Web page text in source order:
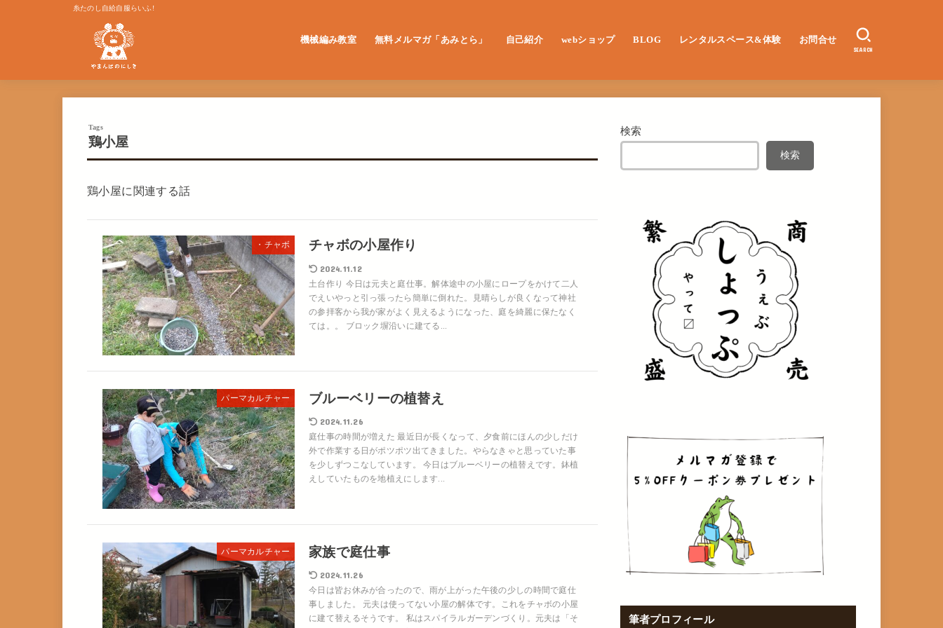
糸たのし自給自服らいふ!
機械編み教室 無料メルマガ「あみとら」 自己紹介 webショップ BLOG レンタルスペース&体験 お問合せ
SEARCH
鶏小屋
鶏小屋に関連する話
・チャボ チャボの小屋作り
2024.11.12
土台作り 今日は元夫と庭仕事。解体途中の小屋にロープをかけて二人
でえいやっと引っ張ったら簡単に倒れた。見晴らしが良くなって神社
の参拝客から我が家がよく見えるようになった、庭を綺麗に保たなく
ては。。 ブロック塀沿いに建てる...
パーマカルチャー ブルーベリーの植替え
2024.11.26
庭仕事の時間が増えた 最近日が長くなって、夕食前にほんの少しだけ
外で作業する日がポツポツ出てきました。やらなきゃと思っていた事
を少しずつこなしています。 今日はブルーベリーの植替えです。鉢植
えしていたものを地植えにします...
パーマカルチャー 家族で庭仕事
2024.11.26
今日は皆お休みが合ったので、雨が上がった午後の少しの時間で庭仕
事しました。 元夫は使ってない小屋の解体です。これをチャボの小屋
に建て替えるそうです。 私はスパイラルガーデンづくり。元夫は「そ
検索
検索
筆者プロフィール